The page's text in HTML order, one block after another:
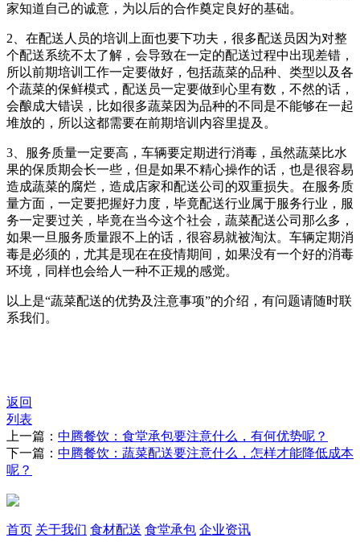
家知道自己的诚意，为以后的合作奠定良好的基础。
2、在配送人员的培训上面也要下功夫，很多配送员因为对整
个配送系统不太了解，会导致在一定的配送过程中出现差错，
所以前期培训工作一定要做好，包括蔬菜的品种、类型以及各
个蔬菜的保鲜模式，配送员一定要做到心里有数，不然的话，
会酿成大错误，比如很多蔬菜因为品种的不同是不能够在一起
堆放的，所以这都需要在前期培训内容里提及。
3、服务质量一定要高，车辆要定期进行消毒，虽然蔬菜比水
果的保质期会长一些，但是如果不精心操作的话，也是很容易
造成蔬菜的腐烂，造成店家和配送公司的双重损失。在服务质
量方面，一定要把握好力度，毕竟配送行业属于服务行业，服
务一定要过关，毕竟在当今这个社会，蔬菜配送公司那么多，
如果一旦服务质量跟不上的话，很容易就被淘汰。车辆定期消
毒是必须的，尤其是现在在疫情期间，如果没有一个好的消毒
环境，同样也会给人一种不正规的感觉。
以上是“蔬菜配送的优势及注意事项”的介绍，有问题请随时联
系我们。
返回
列表
上一篇： 中腾餐饮：食堂承包要注意什么，有何优势呢？
下一篇： 中腾餐饮：蔬菜配送要注意什么，怎样才能降低成本
呢？
首页 关于我们 食材配送 食堂承包 企业资讯